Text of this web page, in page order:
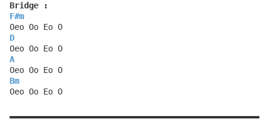
Bridge :
F#m
Oeo Oo Eo O
D
Oeo Oo Eo O
A
Oeo Oo Eo O
Bm
Oeo Oo Eo O